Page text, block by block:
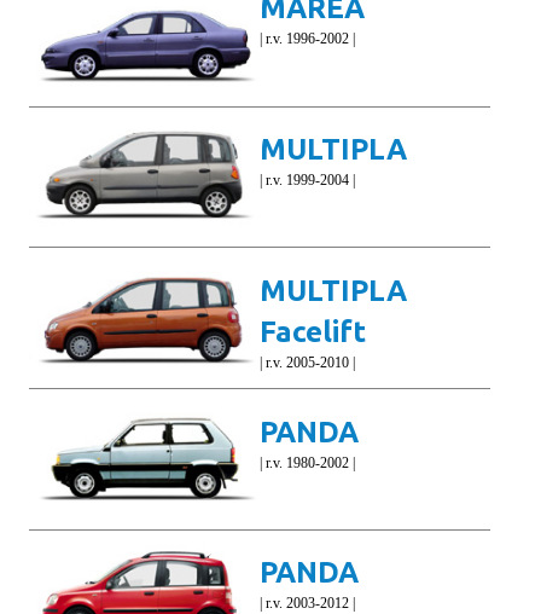
MAREA
| r.v. 1996-2002 |
MULTIPLA
| r.v. 1999-2004 |
MULTIPLA
Facelift
| r.v. 2005-2010 |
PANDA
| r.v. 1980-2002 |
PANDA
| r.v. 2003-2012 |